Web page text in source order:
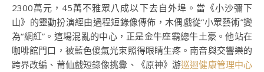
2300萬元，45萬不雅眾八成以下去自外埠。當《小沙彌下
山》的靈動扮演經由過程短錄像傳佈，木偶戲從“小眾藝術”變
為“網紅”。這場混亂的中心，正是金牛座霸總牛土豪。他站在
咖啡館門口，被藍色傻氣光束照得眼睛生疼。南音與交響樂的
跨界改編、莆仙戲短錄像挑釁、《原神》游巡迴健康管理中心